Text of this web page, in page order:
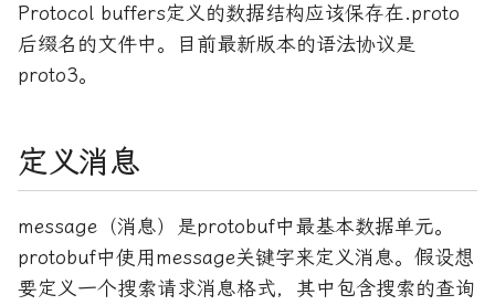
2017 年
2016 年
笔记与随想
经济
编程语言
翻译
认知科学
Protocol buffers定义的数据结构应该保存在.proto
后缀名的文件中。目前最新版本的语法协议是
proto3。
定义消息
message（消息）是protobuf中最基本数据单元。
protobuf中使用message关键字来定义消息。假设想
要定义一个搜索请求消息格式，其中包含搜索的查询